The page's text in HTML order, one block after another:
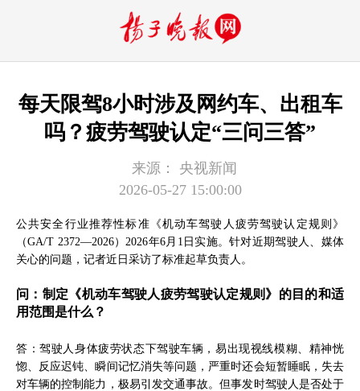
每天限驾8小时涉及网约车、出租车
吗？疲劳驾驶认定“三问三答”
来源：
央视新闻
2026-05-27 15:00:00
公共安全行业推荐性标准《机动车驾驶人疲劳驾驶认定规则》
（GA/T 2372—2026）2026年6月1日实施。针对近期驾驶人、媒体
关心的问题，记者近日采访了标准起草负责人。
问：制定《机动车驾驶人疲劳驾驶认定规则》的目的和适
用范围是什么？
答：驾驶人身体疲劳状态下驾驶车辆，易出现视线模糊、精神恍
惚、反应迟钝、瞬间记忆消失等问题，严重时还会短暂睡眠，失去
对车辆的控制能力，极易引发交通事故。但事发时驾驶人是否处于